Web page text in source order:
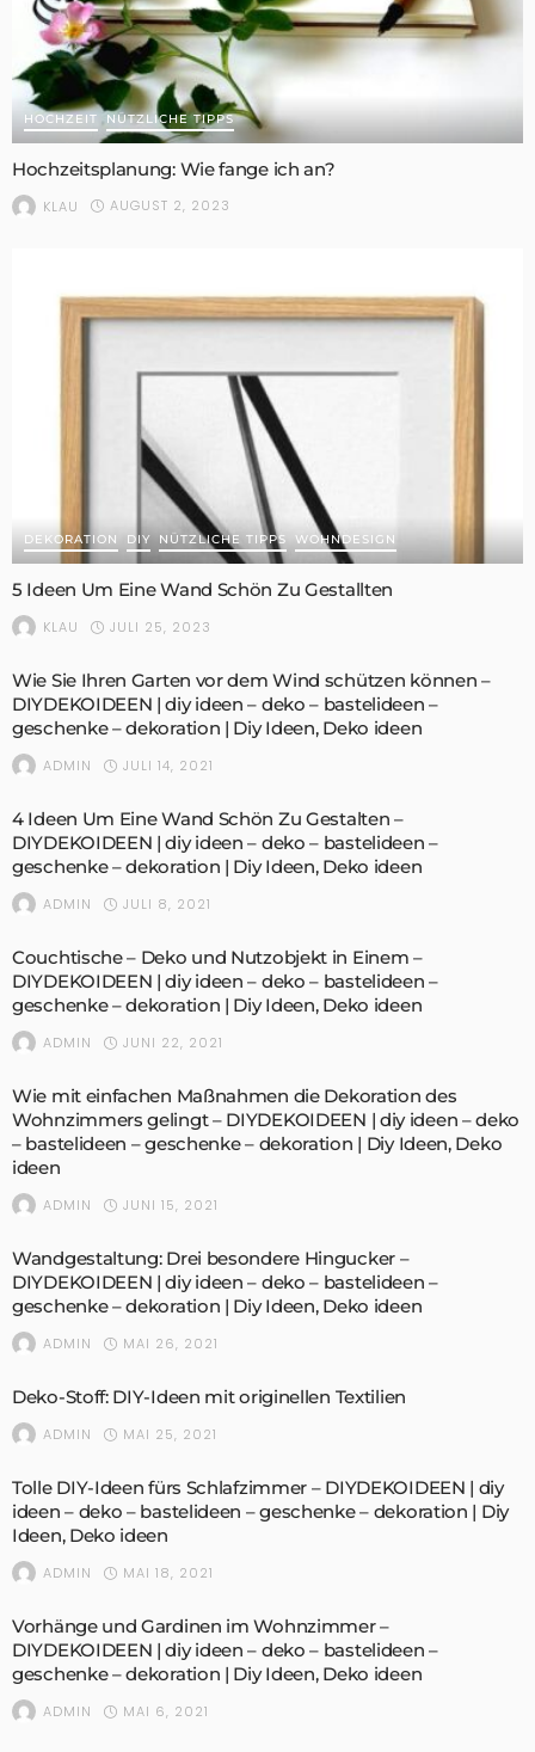
HOCHZEIT NÜTZLICHE TIPPS
Hochzeitsplanung: Wie fange ich an?
KLAU AUGUST 2, 2023
DEKORATION DIY NÜTZLICHE TIPPS WOHNDESIGN
5 Ideen Um Eine Wand Schön Zu Gestallten
KLAU JULI 25, 2023
Wie Sie Ihren Garten vor dem Wind schützen können –
DIYDEKOIDEEN | diy ideen – deko – bastelideen –
geschenke – dekoration | Diy Ideen, Deko ideen
ADMIN JULI 14, 2021
4 Ideen Um Eine Wand Schön Zu Gestalten –
DIYDEKOIDEEN | diy ideen – deko – bastelideen –
geschenke – dekoration | Diy Ideen, Deko ideen
ADMIN JULI 8, 2021
Couchtische – Deko und Nutzobjekt in Einem –
DIYDEKOIDEEN | diy ideen – deko – bastelideen –
geschenke – dekoration | Diy Ideen, Deko ideen
ADMIN JUNI 22, 2021
Wie mit einfachen Maßnahmen die Dekoration des
Wohnzimmers gelingt – DIYDEKOIDEEN | diy ideen – deko
– bastelideen – geschenke – dekoration | Diy Ideen, Deko
ideen
ADMIN JUNI 15, 2021
Wandgestaltung: Drei besondere Hingucker –
DIYDEKOIDEEN | diy ideen – deko – bastelideen –
geschenke – dekoration | Diy Ideen, Deko ideen
ADMIN MAI 26, 2021
Deko-Stoff: DIY-Ideen mit originellen Textilien
ADMIN MAI 25, 2021
Tolle DIY-Ideen fürs Schlafzimmer – DIYDEKOIDEEN | diy
ideen – deko – bastelideen – geschenke – dekoration | Diy
Ideen, Deko ideen
ADMIN MAI 18, 2021
Vorhänge und Gardinen im Wohnzimmer –
DIYDEKOIDEEN | diy ideen – deko – bastelideen –
geschenke – dekoration | Diy Ideen, Deko ideen
ADMIN MAI 6, 2021